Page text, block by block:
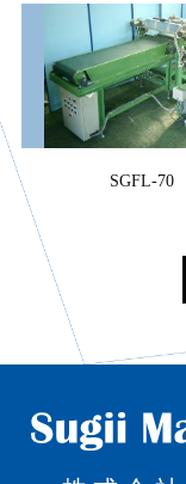
SGFL-70